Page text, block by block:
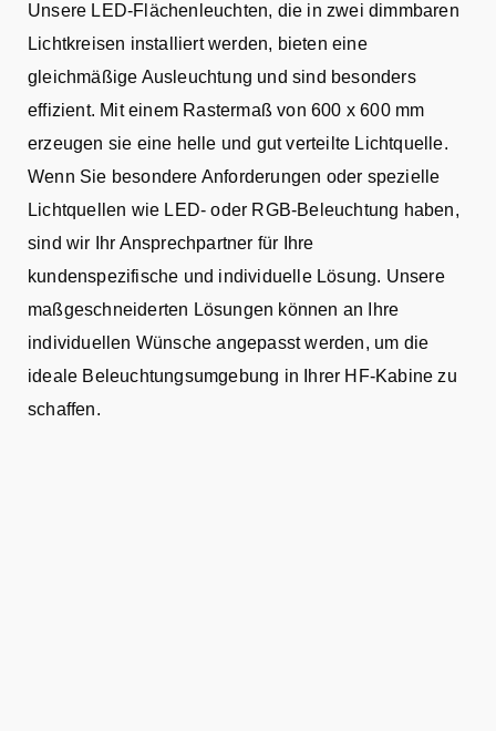
Unsere LED-Flächenleuchten, die in zwei dimmbaren
Lichtkreisen installiert werden, bieten eine
gleichmäßige Ausleuchtung und sind besonders
effizient. Mit einem Rastermaß von 600 x 600 mm
erzeugen sie eine helle und gut verteilte Lichtquelle.
Wenn Sie besondere Anforderungen oder spezielle
Lichtquellen wie LED- oder RGB-Beleuchtung haben,
sind wir Ihr Ansprechpartner für Ihre
kundenspezifische und individuelle Lösung. Unsere
maßgeschneiderten Lösungen können an Ihre
individuellen Wünsche angepasst werden, um die
ideale Beleuchtungsumgebung in Ihrer HF-Kabine zu
schaffen.